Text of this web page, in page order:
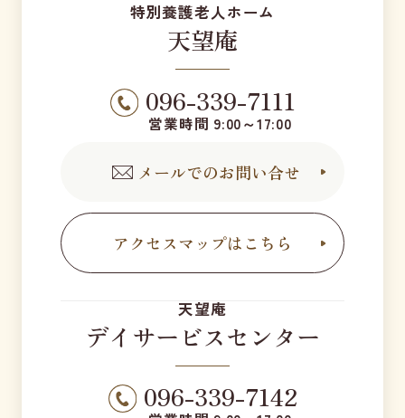
特別養護老人ホーム
天望庵
096-339-7111
営業時間 9:00～17:00
メールでのお問い合せ
アクセスマップはこちら
天望庵
デイサービスセンター
096-339-7142